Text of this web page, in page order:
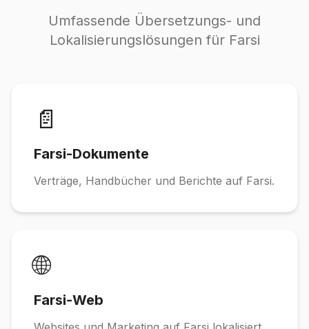
Umfassende Übersetzungs- und
Lokalisierungslösungen für Farsi
📄
Farsi-Dokumente
Verträge, Handbücher und Berichte auf Farsi.
🌐
Farsi-Web